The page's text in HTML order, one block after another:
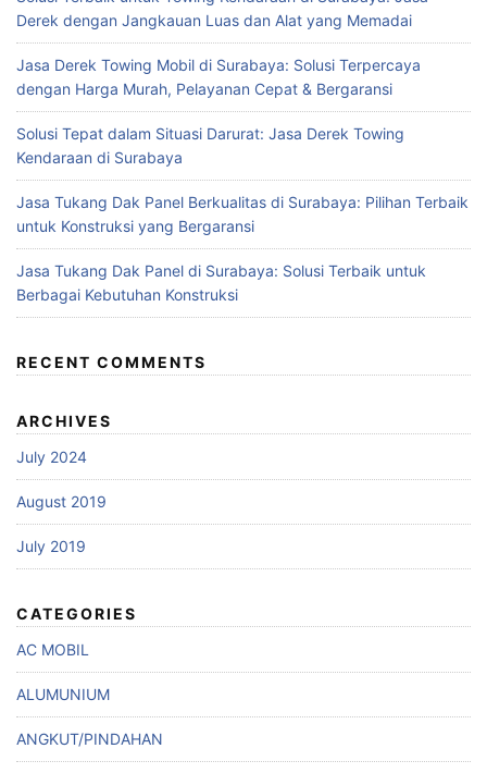
Derek dengan Jangkauan Luas dan Alat yang Memadai
Jasa Derek Towing Mobil di Surabaya: Solusi Terpercaya
dengan Harga Murah, Pelayanan Cepat & Bergaransi
Solusi Tepat dalam Situasi Darurat: Jasa Derek Towing
Kendaraan di Surabaya
Jasa Tukang Dak Panel Berkualitas di Surabaya: Pilihan Terbaik
untuk Konstruksi yang Bergaransi
Jasa Tukang Dak Panel di Surabaya: Solusi Terbaik untuk
Berbagai Kebutuhan Konstruksi
RECENT COMMENTS
ARCHIVES
July 2024
August 2019
July 2019
CATEGORIES
AC MOBIL
ALUMUNIUM
ANGKUT/PINDAHAN